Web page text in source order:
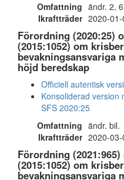
Omfattning ändr. 2,
Ikraftträder 2020-01-
Förordning (2020:25)
(2015:1052) om
bevakningsansvariga
höjd beredskap
Officiell autentisk
Konsoliderad version
SFS 2020:25
Omfattning ändr. bil.
Ikraftträder 2020-03-
Förordning
(2015:1052) om
bevakningsansvariga